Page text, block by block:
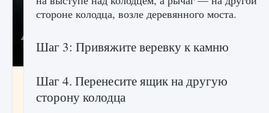
Все новые функции Ultimate Team в EA FC
9 августа 2024
стороне колодца, возле деревянного моста.
Шаг 3: Привяжите веревку к камню
Шаг 4. Перенесите ящик на другую
сторону колодца